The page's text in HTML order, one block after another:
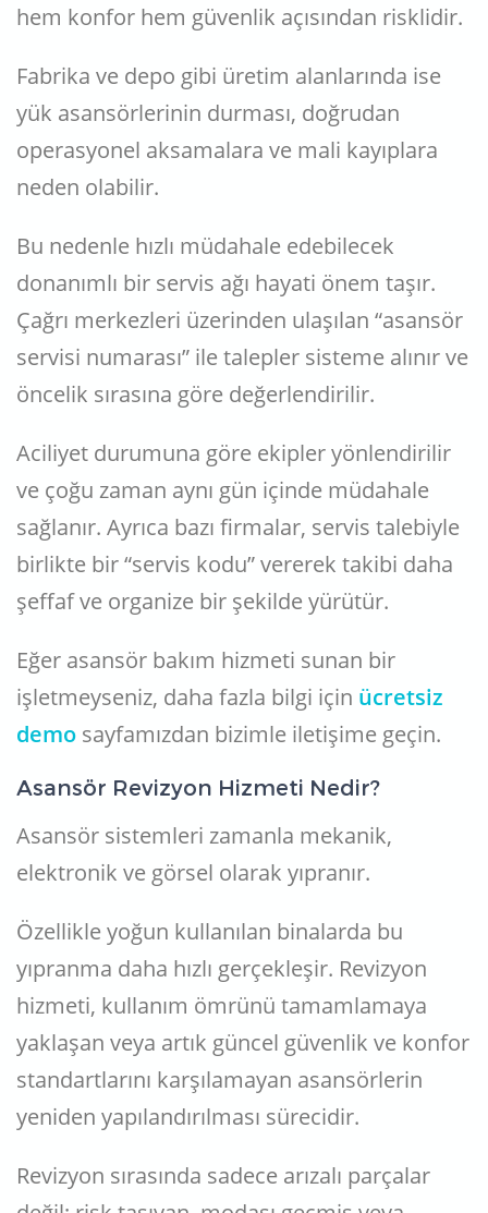
hem konfor hem güvenlik açısından risklidir.
Fabrika ve depo gibi üretim alanlarında ise
yük asansörlerinin durması, doğrudan
operasyonel aksamalara ve mali kayıplara
neden olabilir.
Bu nedenle hızlı müdahale edebilecek
donanımlı bir servis ağı hayati önem taşır.
Çağrı merkezleri üzerinden ulaşılan “asansör
servisi numarası” ile talepler sisteme alınır ve
öncelik sırasına göre değerlendirilir.
Aciliyet durumuna göre ekipler yönlendirilir
ve çoğu zaman aynı gün içinde müdahale
sağlanır. Ayrıca bazı firmalar, servis talebiyle
birlikte bir “servis kodu” vererek takibi daha
şeffaf ve organize bir şekilde yürütür.
Eğer asansör bakım hizmeti sunan bir
işletmeyseniz, daha fazla bilgi için ücretsiz
demo sayfamızdan bizimle iletişime geçin.
Asansör Revizyon Hizmeti Nedir?
Asansör sistemleri zamanla mekanik,
elektronik ve görsel olarak yıpranır.
Özellikle yoğun kullanılan binalarda bu
yıpranma daha hızlı gerçekleşir. Revizyon
hizmeti, kullanım ömrünü tamamlamaya
yaklaşan veya artık güncel güvenlik ve konfor
standartlarını karşılamayan asansörlerin
yeniden yapılandırılması sürecidir.
Revizyon sırasında sadece arızalı parçalar